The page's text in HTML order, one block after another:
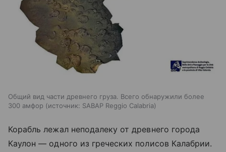
Общий вид части древнего груза. Всего обнаружили более
300 амфор
источник: SABAP Reggio Calabria
Корабль лежал неподалеку от древнего города
Каулон — одного из греческих полисов Калабрии.